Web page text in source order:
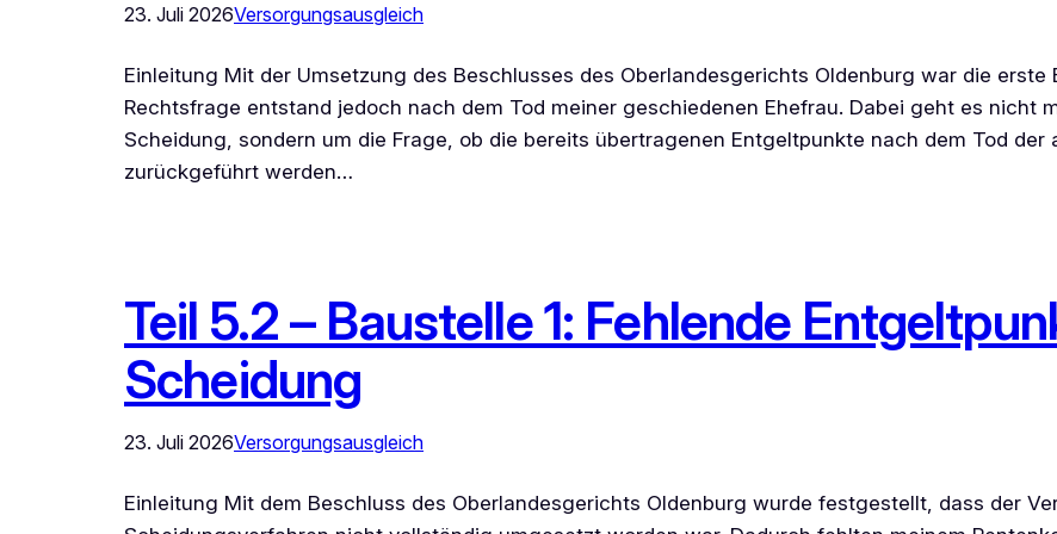
23. Juli 2026Versorgungsausgleich
Einleitung Mit der Umsetzung des Beschlusses des Oberlandesgerichts Oldenburg war die
Rechtsfrage entstand jedoch nach dem Tod meiner geschiedenen Ehefrau. Dabei geht es nicht
Scheidung, sondern um die Frage, ob die bereits übertragenen Entgeltpunkte nach dem Tod
zurückgeführt werden…
Teil 5.2 – Baustelle 1: Fehlende
Scheidung
23. Juli 2026Versorgungsausgleich
Einleitung Mit dem Beschluss des Oberlandesgerichts Oldenburg wurde festgestellt, dass der